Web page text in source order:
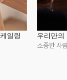
일링 우리만의
소중한 사